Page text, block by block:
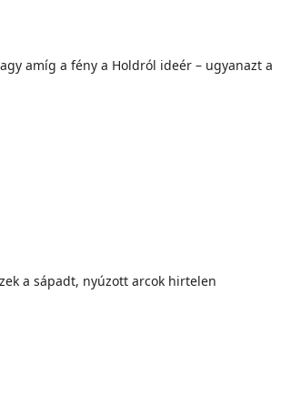
amíg a fény a Holdról ideér – ugyanazt a
a sápadt, nyúzott arcok hirtelen